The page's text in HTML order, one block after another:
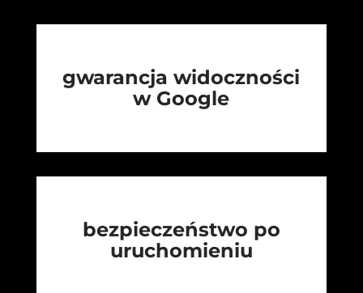
gwarancja widoczności
w Google
bezpieczeństwo po
uruchomieniu